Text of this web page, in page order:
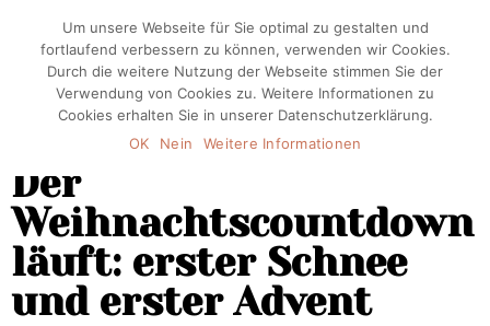
Der
Weihnachtscountdown
läuft: erster Schnee
und erster Advent
Um unsere Webseite für Sie optimal zu gestalten und
fortlaufend verbessern zu können, verwenden wir Cookies.
Durch die weitere Nutzung der Webseite stimmen Sie der
Verwendung von Cookies zu. Weitere Informationen zu
Cookies erhalten Sie in unserer Datenschutzerklärung.
OK
Nein Weitere Informationen